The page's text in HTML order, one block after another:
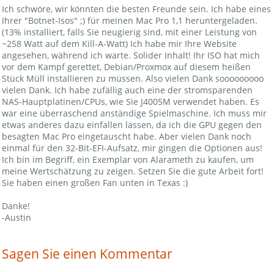
Ich schwöre, wir könnten die besten Freunde sein. Ich habe eines
Ihrer "Botnet-Isos" ;) für meinen Mac Pro 1,1 heruntergeladen.
(13% installiert, falls Sie neugierig sind, mit einer Leistung von
~258 Watt auf dem Kill-A-Watt) Ich habe mir Ihre Website
angesehen, während ich warte. Solider Inhalt! Ihr ISO hat mich
vor dem Kampf gerettet, Debian/Proxmox auf diesem heißen
Stück Müll installieren zu müssen. Also vielen Dank sooooooooo
vielen Dank. Ich habe zufällig auch eine der stromsparenden
NAS-Hauptplatinen/CPUs, wie Sie J4005M verwendet haben. Es
war eine überraschend anständige Spielmaschine. Ich muss mir
etwas anderes dazu einfallen lassen, da ich die GPU gegen den
besagten Mac Pro eingetauscht habe. Aber vielen Dank noch
einmal für den 32-Bit-EFI-Aufsatz, mir gingen die Optionen aus!
Ich bin im Begriff, ein Exemplar von Alarameth zu kaufen, um
meine Wertschätzung zu zeigen. Setzen Sie die gute Arbeit fort!
Sie haben einen großen Fan unten in Texas :)
Danke!
-Austin
Sagen Sie einen Kommentar